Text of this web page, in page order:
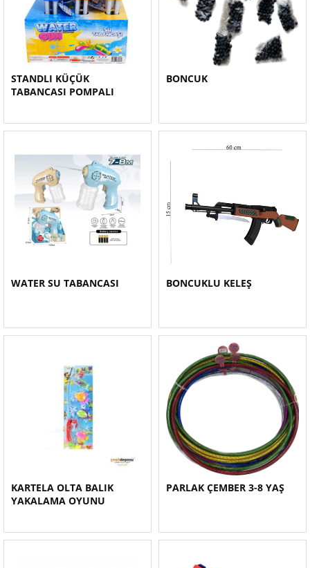
STANDLI KÜÇÜK
TABANCASI POMPALI
BONCUK
WATER SU TABANCASI BONCUKLU KELEŞ
KARTELA OLTA BALIK
YAKALAMA OYUNU
PARLAK ÇEMBER 3-8 YAŞ